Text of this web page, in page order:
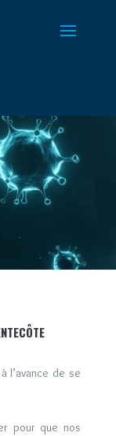
defined in
l’avance de se
pour que nos